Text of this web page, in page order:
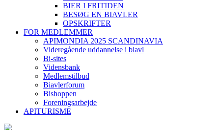
BIER I FRITIDEN
BESØG EN BIAVLER
OPSKRIFTER
FOR MEDLEMMER
APIMONDIA 2025 SCANDINAVIA
Videregående uddannelse i biavl
Bi-sites
Vidensbank
Medlemstilbud
Biavlerforum
Bishoppen
Foreningsarbejde
APITURISME